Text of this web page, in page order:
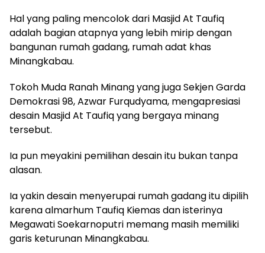
Hal yang paling mencolok dari Masjid At Taufiq
adalah bagian atapnya yang lebih mirip dengan
bangunan rumah gadang, rumah adat khas
Minangkabau.
Tokoh Muda Ranah Minang yang juga Sekjen Garda
Demokrasi 98, Azwar Furqudyama, mengapresiasi
desain Masjid At Taufiq yang bergaya minang
tersebut.
Ia pun meyakini pemilihan desain itu bukan tanpa
alasan.
Ia yakin desain menyerupai rumah gadang itu dipilih
karena almarhum Taufiq Kiemas dan isterinya
Megawati Soekarnoputri memang masih memiliki
garis keturunan Minangkabau.